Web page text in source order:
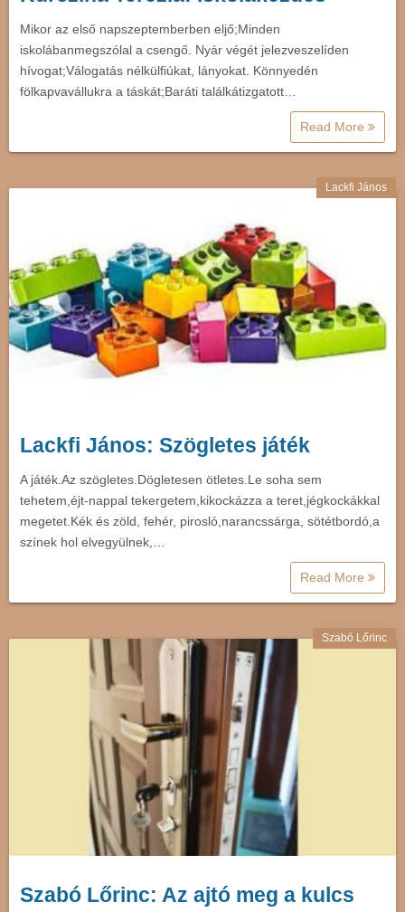
Mikor az első napszeptemberben eljő;Minden
iskolábanmegszólal a csengő. Nyár végét jelezveszelíden
hívogat;Válogatás nélkülfiúkat, lányokat. Könnyedén
fölkapvavállukra a táskát;Baráti találkátizgatott…
Read More
Lackfi János
Lackfi János: Szögletes játék
A játék.Az szögletes.Dögletesen ötletes.Le soha sem
tehetem,éjt-nappal tekergetem,kikockázza a teret,jégkockákkal
megetet.Kék és zöld, fehér, pirosló,narancssárga, sötétbordó,a
színek hol elvegyülnek,…
Read More
Szabó Lőrinc
Szabó Lőrinc: Az ajtó meg a kulcs